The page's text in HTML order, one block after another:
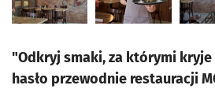
"Odkryj smaki, za którymi
hasło przewodnie restauracji